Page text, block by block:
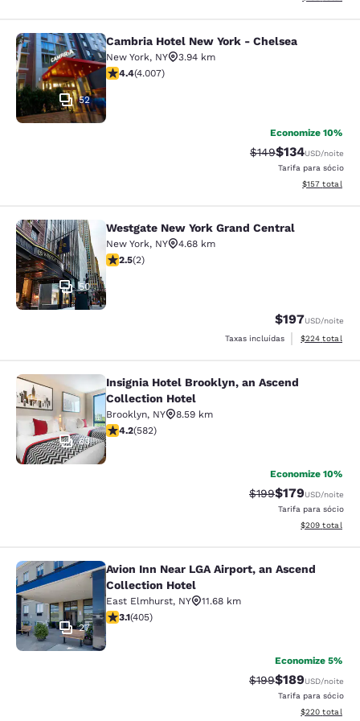
Cambria Hotel New York - Chelsea
52
Cambria Hotel New York - Chelsea
New York, NY
3.94 km
classificação 4.44 estrelas. Excelente. 4007
4.4(4.007)
Economize 10%
Tarifa anterior
$149Tarifa com
$134USD/noite
Tarifa para sócio
Exibir
$157 total
Westgate New York Grand Central
50
Westgate New York Grand Central
New York, NY
4.68 km
classificação 2.5 estrelas. Razoável. 2 avaliações
2.5(2)
$197USD/noite
Taxas incluídas
Exibir
$224 total
Insignia Hotel Brooklyn, an Ascend
63
Insignia Hotel Brooklyn, an Ascend
Collection Hotel
Brooklyn, NY
8.59 km
classificação 4.18 estrelas. Muito bom. 582 avaliações
4.2(582)
Economize 10%
Tarifa anterior
$199Tarifa com
$179USD/noite
Tarifa para sócio
Exibir
$209 total
Avion Inn Near LGA Airport, an
27
Avion Inn Near LGA Airport, an Ascend
Collection Hotel
East Elmhurst, NY
11.68 km
classificação 3.14 estrelas. Bom. 405 avaliações
3.1(405)
Economize 5%
Tarifa anterior
$199Tarifa com
$189USD/noite
Tarifa para sócio
Exibir
$220 total